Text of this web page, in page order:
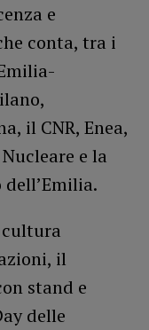
e
conta, tra i
il CNR, Enea,
e la
cultura
il
stand e
delle